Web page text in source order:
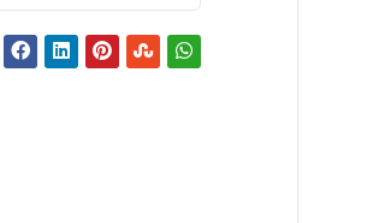
kağıt sayesinde kolayca